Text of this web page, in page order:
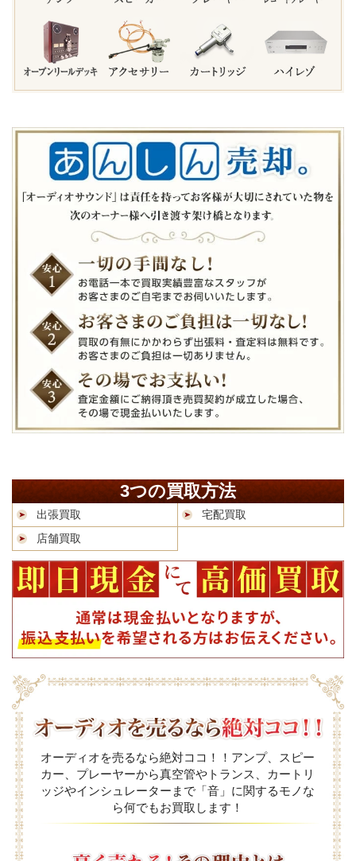
3つの買取方法
出張買取
宅配買取
店舗買取
オーディオを売るなら絶対ココ！！アンプ、スピー
カー、プレーヤーから真空管やトランス、カートリ
ッジやインシュレーターまで「音」に関するモノな
ら何でもお買取します！